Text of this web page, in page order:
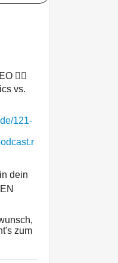
👉🏼
vs.
121-
dein
zum